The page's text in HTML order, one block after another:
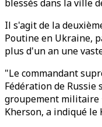
blessés dans la ville
Il s'agit de la
Poutine en Ukraine,
plus d'un an une
"Le commandant
Fédération de
groupement militaire
Kherson, a indiqué le